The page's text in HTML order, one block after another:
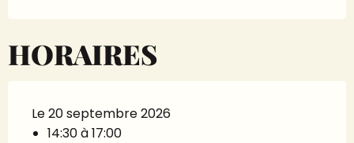
HORAIRES
Le 20 septembre 2026
14:30 à 17:00